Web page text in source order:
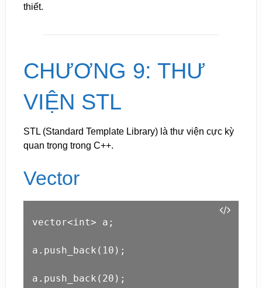
thiết.
CHƯƠNG 9: THƯ
VIỆN STL
STL (Standard Template Library) là thư viện cực kỳ
quan trọng trong C++.
Vector
vector<int> a;
a.push_back(10);
a.push_back(20);